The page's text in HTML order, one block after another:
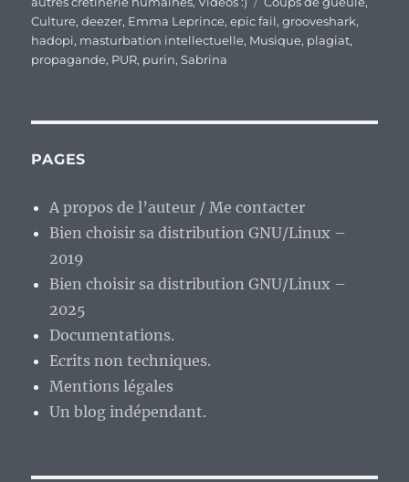
Culture,deezer, Emma Leprince,epic fail,grooveshark,
hadopi, masturbation intellectuelle, Musique, plagiat,
propagande, PUR, purin,Sabrina
PAGES
A propos de l’auteur / Me contacter
Bien choisir sa distribution GNU/Linux –
2019
Bien choisir sa distribution GNU/Linux –
2025
Documentations.
Ecrits non techniques.
Mentions légales
Un blog indépendant.